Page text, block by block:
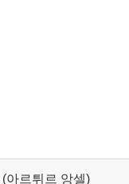
(아르튀르 앙셀)